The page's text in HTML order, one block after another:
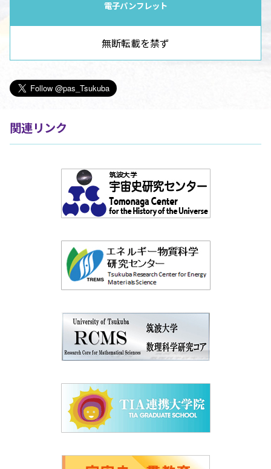
電子パンフレット
無断転載を禁ず
関連リンク